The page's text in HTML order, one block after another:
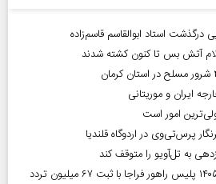
استاد ابوالقاسم قاسم‌زاده
ایران و موریتانی
امور است
پرس‌تی‌وی در اردوگاه قلندیا
به تل‌آویو را متوقف کند